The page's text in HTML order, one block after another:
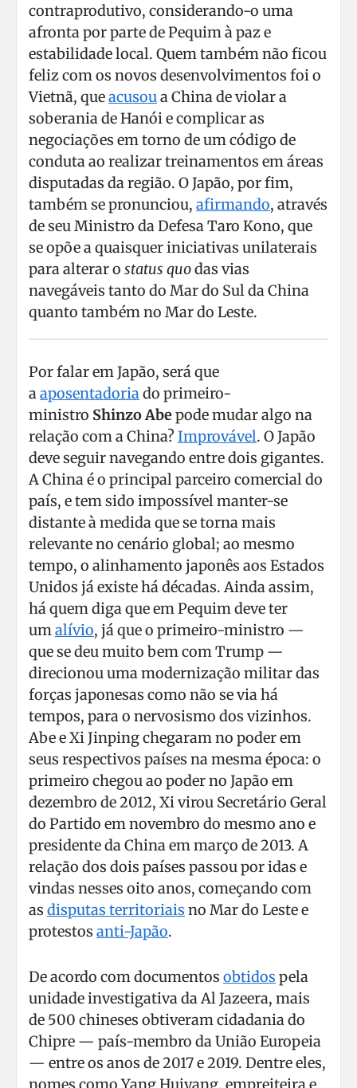
contraprodutivo, considerando-o uma
afronta por parte de Pequim à paz e
estabilidade local. Quem também não ficou
feliz com os novos desenvolvimentos foi o
Vietnã, queacusoua China de violar a
soberania de Hanói e complicar as
negociações em torno de um código de
conduta ao realizar treinamentos em áreas
disputadas da região. O Japão, por fim,
também se pronunciou, afirmando, através
de seu Ministro da Defesa Taro Kono, que
se opõe a quaisquer iniciativas unilaterais
para alterar o status quodas vias
navegáveis tanto do Mar do Sul da China
quanto também no Mar do Leste.
Por falar em Japão, será que
aaposentadoriado primeiro-
ministro Shinzo Abepode mudar algo na
relação com a China? Improvável. O Japão
deve seguir navegando entre dois gigantes.
A China é o principal parceiro comercial do
país, e tem sido impossível manter-se
distante à medida que se torna mais
relevante no cenário global; ao mesmo
tempo, o alinhamento japonês aos Estados
Unidos já existe há décadas. Ainda assim,
há quem diga que em Pequim deve ter
umalívio, já que o primeiro-ministro —
que se deu muito bem com Trump —
direcionou uma modernização militar das
forças japonesas como não se via há
tempos, para o nervosismo dos vizinhos.
Abe e Xi Jinping chegaram no poder em
seus respectivos países na mesma época: o
primeiro chegou ao poder no Japão em
dezembro de 2012, Xi virou Secretário Geral
do Partido em novembro do mesmo ano e
presidente da China em março de 2013. A
relação dos dois países passou por idas e
vindas nesses oito anos, começando com
as disputas territoriais no Mar do Leste e
protestos anti-Japão.
De acordo com documentos obtidos pela
unidade investigativa da Al Jazeera, mais
de 500 chineses obtiveram cidadania do
Chipre — país-membro da União Europeia
— entre os anos de 2017 e 2019. Dentre eles,